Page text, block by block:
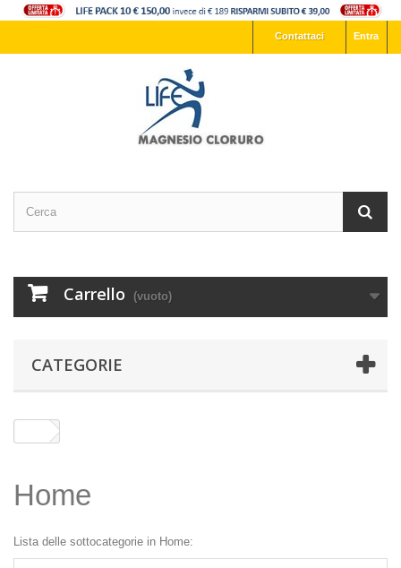
Entra
Contattaci
Carrello (vuoto)
CATEGORIE
Home
Lista delle sottocategorie in Home: